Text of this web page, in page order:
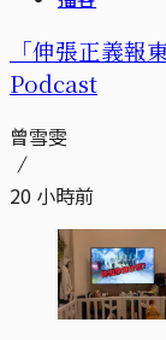
「伸張正義報
Podcast
曾雪雯
20 小時前